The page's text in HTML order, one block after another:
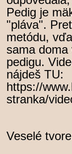
Pedig je
"pláva".
metódu,
sama
pedigu.
nájdeš TU:
https://
stranka/
Veselé